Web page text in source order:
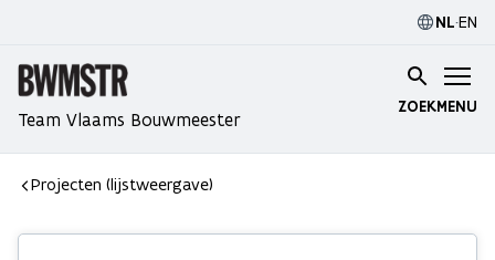
NL·EN
Team Vlaams Bouwmeester
ZOEKMENU
Projecten (lijstweergave)